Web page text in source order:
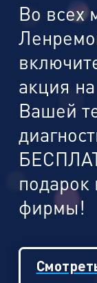
Во всех
акция
Вашей
подарок
фирмы!